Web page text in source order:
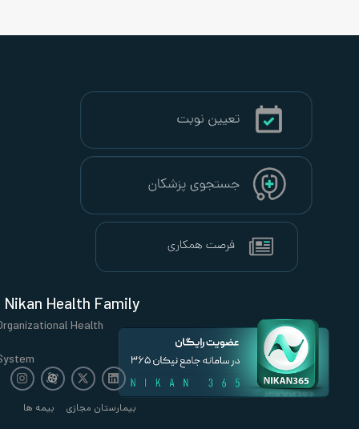
Nikan Health Family
Organizational Health
System
بیمه ها